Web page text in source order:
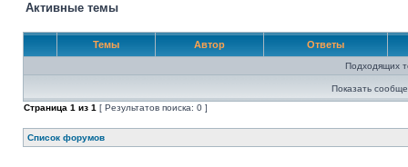
Активные темы
Темы Автор Ответы
Подходящих
Показать
Страница 1 из 1 [ Результатов поиска: 0 ]
Список форумов